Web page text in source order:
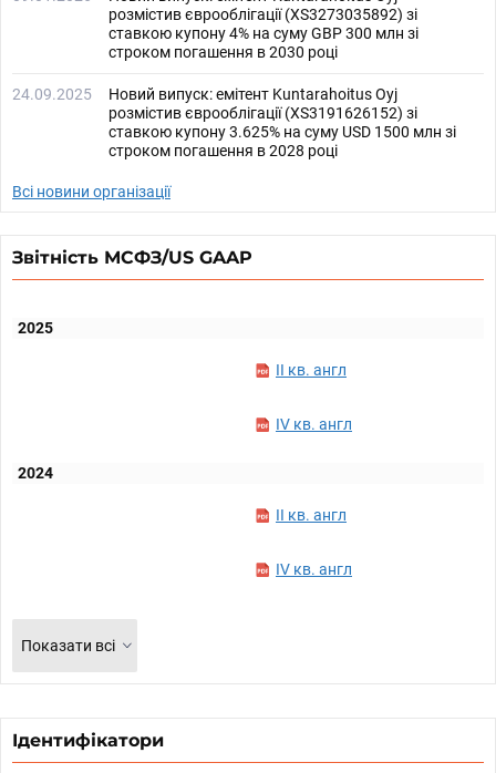
розмістив єврооблігації (XS3273035892) зі
ставкою купону 4% на суму GBP 300 млн зі
строком погашення в 2030 році
24.09.2025
Новий випуск: емітент Kuntarahoitus Oyj
розмістив єврооблігації (XS3191626152) зі
ставкою купону 3.625% на суму USD 1500 млн зі
строком погашення в 2028 році
Всі новини організації
Звітність МСФЗ/US GAAP
2025
II кв. англ
IV кв. англ
2024
II кв. англ
IV кв. англ
Показати всі
Ідентифікатори